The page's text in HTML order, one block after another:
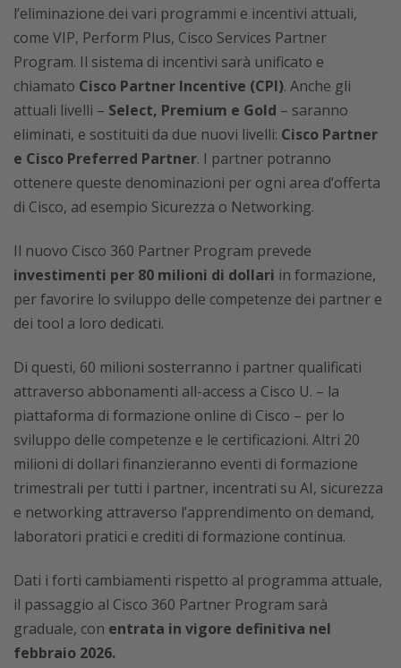
l’eliminazione dei vari programmi e incentivi attuali,
come VIP, Perform Plus, Cisco Services Partner
Program. Il sistema di incentivi sarà unificato e
chiamato Cisco Partner Incentive (CPI). Anche gli
attuali livelli – Select, Premium e Gold – saranno
eliminati, e sostituiti da due nuovi livelli: Cisco Partner
e Cisco Preferred Partner. I partner potranno
ottenere queste denominazioni per ogni area d’offerta
di Cisco, ad esempio Sicurezza o Networking.
Il nuovo Cisco 360 Partner Program prevede
investimenti per 80 milioni di dollari in formazione,
per favorire lo sviluppo delle competenze dei partner e
dei tool a loro dedicati.
Di questi, 60 milioni sosterranno i partner qualificati
attraverso abbonamenti all-access a Cisco U. – la
piattaforma di formazione online di Cisco – per lo
sviluppo delle competenze e le certificazioni. Altri 20
milioni di dollari finanzieranno eventi di formazione
trimestrali per tutti i partner, incentrati su AI, sicurezza
e networking attraverso l’apprendimento on demand,
laboratori pratici e crediti di formazione continua.
Dati i forti cambiamenti rispetto al programma attuale,
il passaggio al Cisco 360 Partner Program sarà
graduale, con entrata in vigore definitiva nel
febbraio 2026.